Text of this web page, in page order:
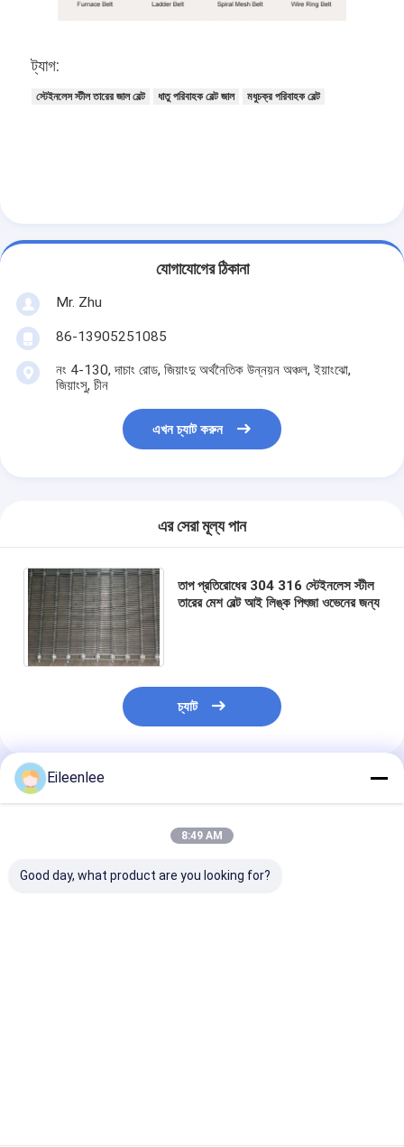
ট্যাগ:
স্টেইনলেস স্টীল তারের জাল বেল্ট ধাতু পরিবাহক বেল্ট জাল মধুচক্র পরিবাহক বেল্ট
যোগাযোগের ঠিকানা
Mr. Zhu
86-13905251085
নং 4-130, দাচাং রোড, জিয়াংদু অর্থনৈতিক উন্নয়ন অঞ্চল, ইয়াংঝো,
জিয়াংসু, চীন
এখন চ্যাট করুন
এর সেরা মূল্য পান
তাপ প্রতিরোধের 304 316 স্টেইনলেস স্টীল
তারের মেশ বেল্ট আই লিঙ্ক পিৎজা ওভেনের জন্য
চ্যাট
প্রস্তাবিত পণ্য
Eileenlee
8:49 AM
Good day, what product are you looking for?